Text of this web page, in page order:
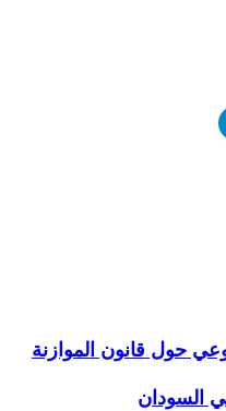
حول قانون الموازنة
السودان